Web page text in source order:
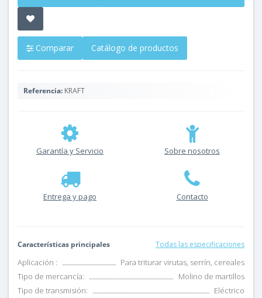
Comparar Catálogo de productos
Referencia: KRAFT
Garantía y Servicio Sobre nosotros
Entrega y pago Contacto
Características principales Todas las especificaciones
Aplicación :
Para triturar virutas, serrín, cereales
Tipo de mercancía:
Molino de martillos
Tipo de transmisión:
Eléctrico